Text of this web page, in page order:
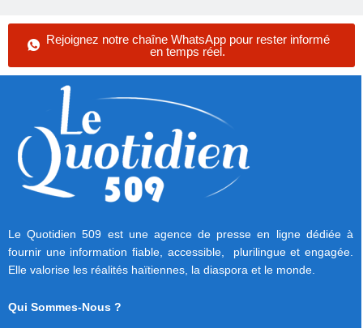
Rejoignez notre chaîne WhatsApp pour rester informé
en temps réel.
Le Quotidien 509 est une agence de presse en ligne dédiée à
fournir une information fiable, accessible, plurilingue et engagée.
Elle valorise les réalités haïtiennes, la diaspora et le monde.
Qui Sommes-Nous ?